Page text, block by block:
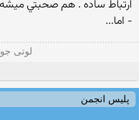
ارتباط ساده . هم صحبتي
- اما...
لوتی
پلیس انجمن